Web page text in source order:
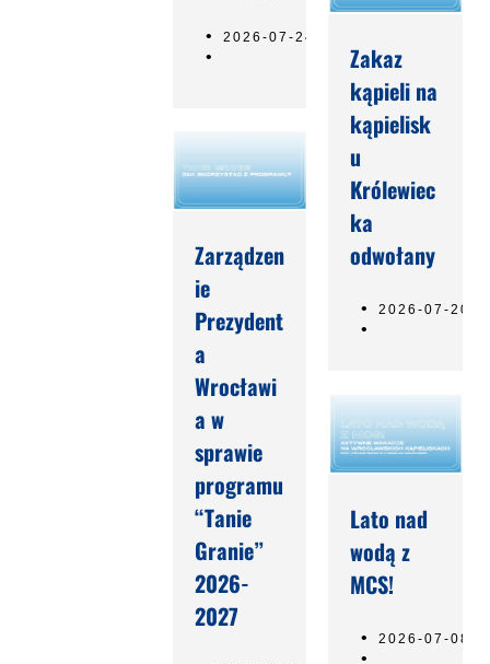
2026-07-24
Zakaz
kąpieli na
kąpielisk
u
Królewiec
ka
odwołany
2026-07-20
Zarządzen
ie
Prezydent
a
Wrocławi
a w
sprawie
programu
“Tanie
Granie”
2026-
2027
Lato nad
wodą z
MCS!
2026-07-08